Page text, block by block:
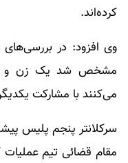
کرده‌اند.
وی افزود: در
مشخص شد یک زن و
می‌کنند با مشارکت
سرکلانتر پنجم پلیس
مقام قضائی تیم عملیات